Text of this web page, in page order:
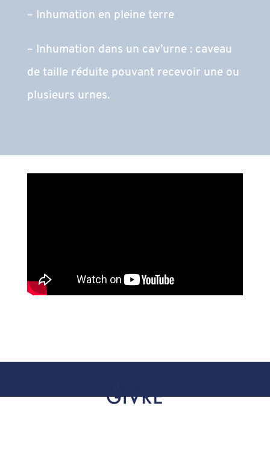
– Inhumation en pleine terre
– Inhumation dans un cav’urne : caveau
de taille réduite pouvant recevoir une ou
plusieurs urnes.